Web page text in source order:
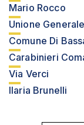
Mario Rocco
Unione
Comune Di
Carabinieri
Via Verci
Ilaria Brunelli